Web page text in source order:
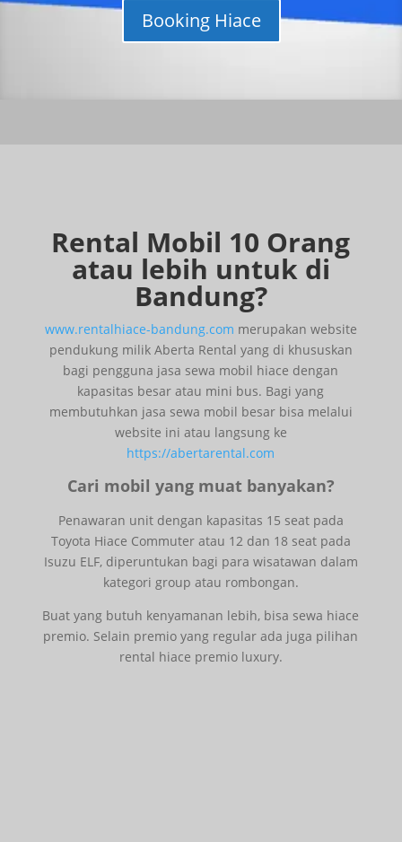
Booking Hiace
Rental Mobil 10 Orang
atau lebih untuk di
Bandung?
www.rentalhiace-bandung.com merupakan website
pendukung milik Aberta Rental yang di khususkan
bagi pengguna jasa sewa mobil hiace dengan
kapasitas besar atau mini bus. Bagi yang
membutuhkan jasa sewa mobil besar bisa melalui
website ini atau langsung ke
https://abertarental.com
Cari mobil yang muat banyakan?
Penawaran unit dengan kapasitas 15 seat pada
Toyota Hiace Commuter atau 12 dan 18 seat pada
Isuzu ELF, diperuntukan bagi para wisatawan dalam
kategori group atau rombongan.
Buat yang butuh kenyamanan lebih, bisa sewa hiace
premio. Selain premio yang regular ada juga pilihan
rental hiace premio luxury.